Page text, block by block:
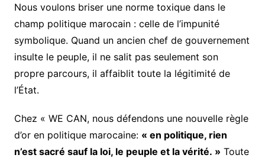
Nous voulons briser une norme toxique dans le
champ politique marocain : celle de l’impunité
symbolique. Quand un ancien chef de gouvernement
insulte le peuple, il ne salit pas seulement son
propre parcours, il affaiblit toute la légitimité de
l’État.
Chez « WE CAN, nous défendons une nouvelle règle
d’or en politique marocaine: « en politique, rien
n’est sacré sauf la loi, le peuple et la vérité. » Toute